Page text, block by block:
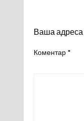
Ваша адреса
Коментар *